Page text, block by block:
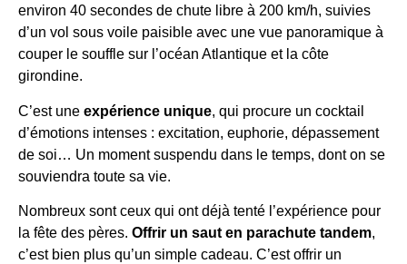
environ 40 secondes de chute libre à 200 km/h, suivies
d’un vol sous voile paisible avec une vue panoramique à
couper le souffle sur l’océan Atlantique et la côte
girondine.
C’est une expérience unique, qui procure un cocktail
d’émotions intenses : excitation, euphorie, dépassement
de soi… Un moment suspendu dans le temps, dont on se
souviendra toute sa vie.
Nombreux sont ceux qui ont déjà tenté l’expérience pour
la fête des pères. Offrir un saut en parachute tandem,
c’est bien plus qu’un simple cadeau. C’est offrir un